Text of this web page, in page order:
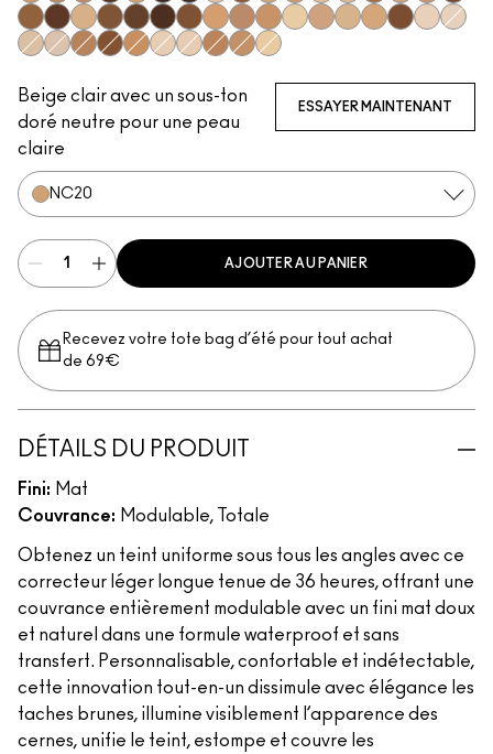
NC35NW25
NC44NC63NC20NW68
NC65N18NW43
NC30NW18NW13NC14.5
NC47NC17NW20
NW50
NW40NW55NC17.5
NC55NC60NW58NC58NC25NW30
NC37NC11.5
Beige clair avec un sous-ton
doré neutre pour une peau
claire
ESSAYER MAINTENANT
NC20
AJOUTER AU PANIER
Recevez votre tote bag d’été pour tout achat
de 69€
DÉTAILS DU PRODUIT
Fini: Mat
Couvrance: Modulable, Totale
Obtenez un teint uniforme sous tous les angles avec ce
correcteur léger longue tenue de 36 heures, offrant une
couvrance entièrement modulable avec un fini mat doux
et naturel dans une formule waterproof et sans
transfert. Personnalisable, confortable et indétectable,
cette innovation tout-en-un dissimule avec élégance les
taches brunes, illumine visiblement l’apparence des
cernes, unifie le teint, estompe et couvre les